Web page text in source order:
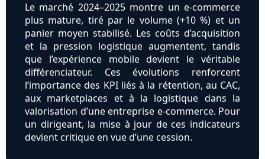
Le marché 2024–2025 montre un e-commerce
plus mature, tiré par le volume (+10 %) et un
panier moyen stabilisé. Les coûts d’acquisition
et la pression logistique augmentent, tandis
que l’expérience mobile devient le véritable
différenciateur. Ces évolutions renforcent
l’importance des KPI liés à la rétention, au CAC,
aux marketplaces et à la logistique dans la
valorisation d’une entreprise e-commerce. Pour
un dirigeant, la mise à jour de ces indicateurs
devient critique en vue d’une cession.